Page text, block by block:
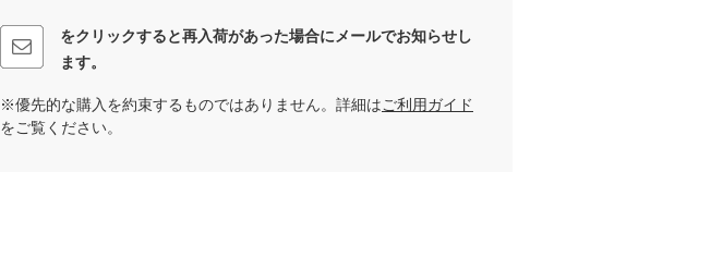
をクリックすると再入荷があった場合にメールでお知らせし
ます。
※優先的な購入を約束するものではありません。詳細は ご利用ガイド
をご覧ください。